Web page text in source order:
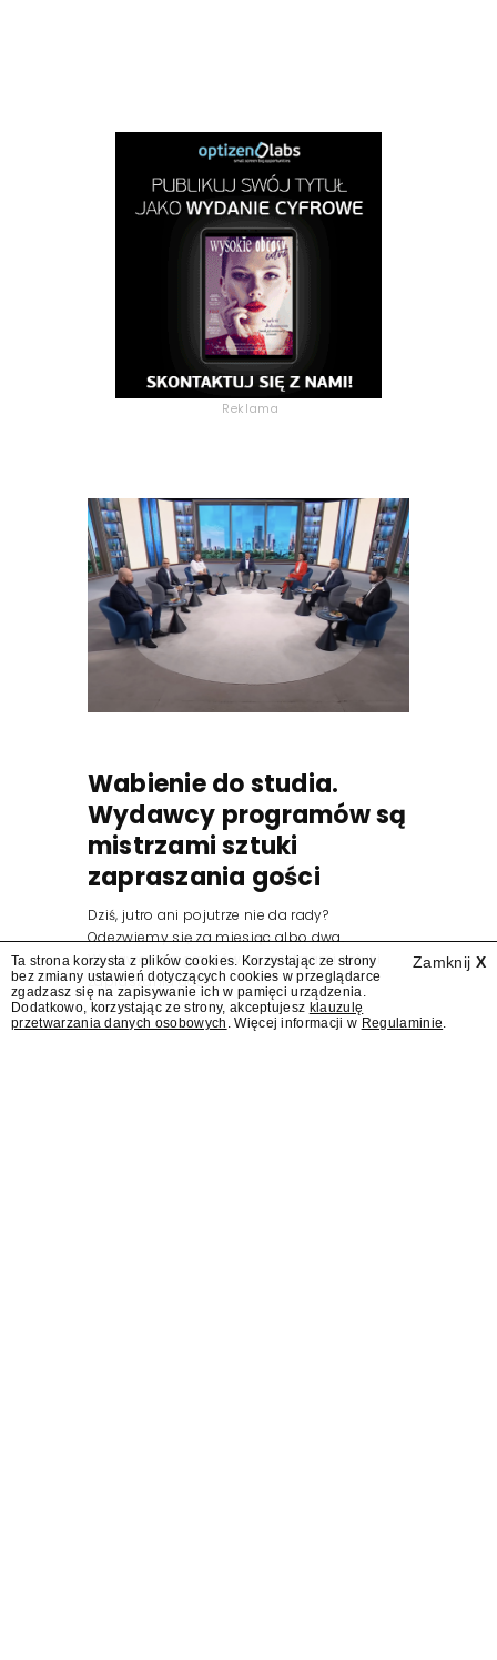
Reklama
Wabienie do studia.
Wydawcy programów są
mistrzami sztuki
zapraszania gości
Dziś, jutro ani pojutrze nie da rady?
Odezwiemy się za miesiąc albo dwa.
Wydawcy programów są mistrzami sztuki
zapraszania gości.
Zamknij X
Ta strona korzysta z plików cookies. Korzystając ze strony
bez zmiany ustawień dotyczących cookies w przeglądarce
zgadzasz się na zapisywanie ich w pamięci urządzenia.
Dodatkowo, korzystając ze strony, akceptujesz klauzulę
przetwarzania danych osobowych . Więcej informacji w Regulaminie.